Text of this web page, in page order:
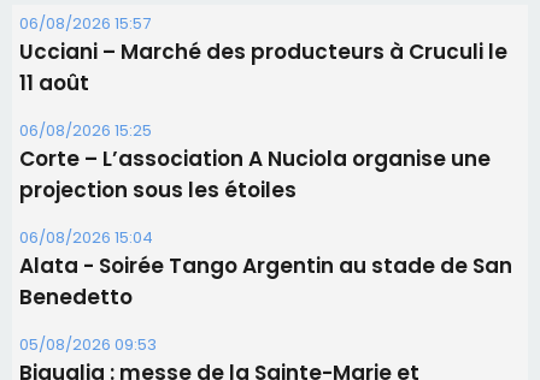
06/08/2026 15:04
Alata - Soirée Tango Argentin au stade de San
Benedetto
05/08/2026 09:53
Biguglia : messe de la Sainte-Marie et
procession le 14 août
31/07/2026 08:24
Tennis - Début ce week-end du tournoi du
RCPV
31/07/2026 08:22
82ème anniversaire de la disparition du